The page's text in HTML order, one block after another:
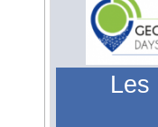
Les